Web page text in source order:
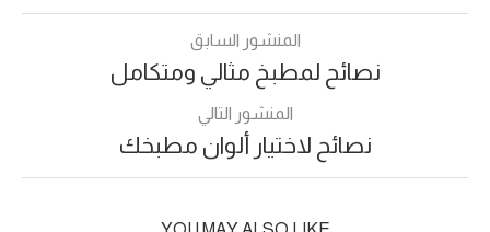
المنشور السابق
نصائح لمطبخ مثالي ومتكامل
المنشور التالي
نصائح لاختيار ألوان مطبخك